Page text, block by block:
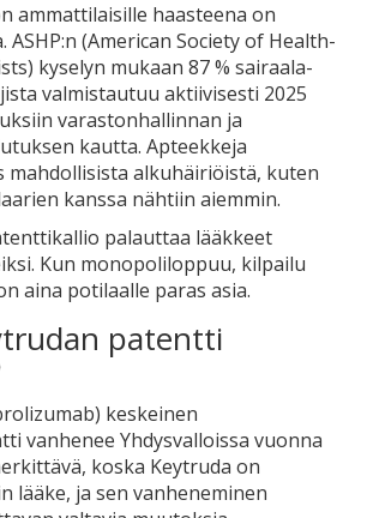
ammattilaisille haasteena on
(American Society of Health-
kyselyn mukaan 87 % sairaala-
valmistautuu aktiivisesti 2025
varastonhallinnan ja
kautta. Apteekkeja
mahdollisista alkuhäiriöistä, kuten
kanssa nähtiin aiemmin.
palauttaa lääkkeet
Kun monopoliloppuu, kilpailu
aina potilaalle paras asia.
patentti
keskeinen
vanhenee Yhdysvalloissa vuonna
koska Keytruda on
lääke, ja sen vanheneminen